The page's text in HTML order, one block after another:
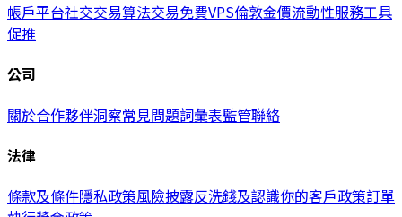
帳戶平台社交交易算法交易免費VPS倫敦金價流動性服務工具
促推
公司
關於合作夥伴洞察常見問題詞彙表監管聯絡
法律
條款及條件隱私政策風險披露反洗錢及認識你的客戶政策訂單